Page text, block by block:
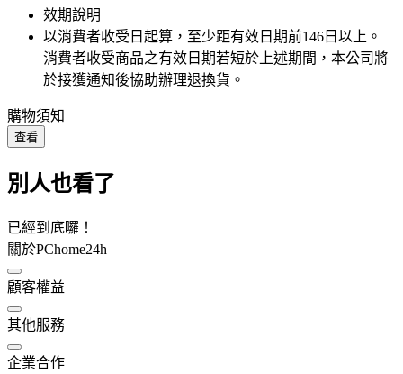
效期說明
以消費者收受日起算，至少距有效日期前146 日以上。
消費者收受商品之有效日期若短於上述期間，本公司將
於接獲通知後協助辦理退換貨。
購物須知
查看
別人也看了
已經到底囉！
關於PChome24h
顧客權益
其他服務
企業合作